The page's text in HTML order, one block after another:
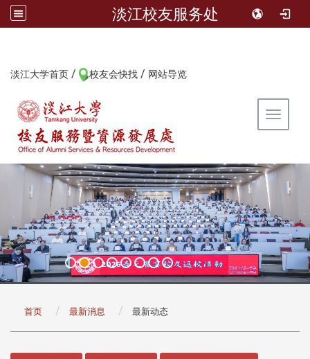
淡江校友服务处
淡江大学首页 / 校友会快找 / 网站导览
Toggle
首页 最新消息 最新动态